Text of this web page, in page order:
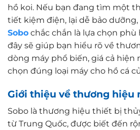
hồ koi. Nếu bạn đang tìm một
tiết kiệm điện, lại dễ bảo
Sobo chắc chắn là lựa chọn phù
đây sẽ giúp bạn hiểu rõ về
dòng máy phổ biến, giá cả hiện
chọn đúng loại máy cho hồ cá
Giới thiệu về thương hiệu
Sobo là thương hiệu thiết bị
từ Trung Quốc, được biết đến